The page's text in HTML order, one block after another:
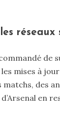
de
mises à
des
en